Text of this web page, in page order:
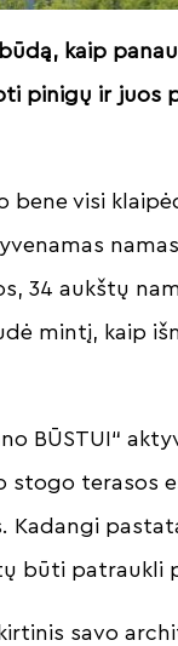
kaip
pinigų ir juos
bene visi
34 aukštų
mintį, kaip
BŪSTUI“
stogo terasos
Kadangi
būti patraukli
savo